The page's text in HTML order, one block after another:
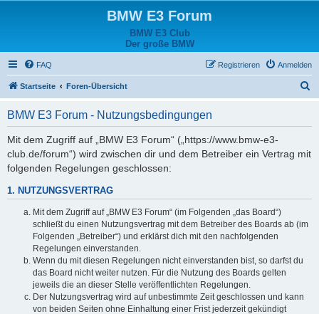
BMW E3 Forum
BMW E3 Club
Der große BMW
FAQ Anmelden
Registrieren
Startseite Foren-Übersicht
BMW E3 Forum - Nutzungsbedingungen
Mit dem Zugriff auf „BMW E3 Forum“ („https://www.bmw-e3-
club.de/forum“) wird zwischen dir und dem Betreiber ein Vertrag mit
folgenden Regelungen geschlossen:
1. NUTZUNGSVERTRAG
Mit dem Zugriff auf „BMW E3 Forum“ (im Folgenden „das Board“)
schließt du einen Nutzungsvertrag mit dem Betreiber des Boards ab (im
Folgenden „Betreiber“) und erklärst dich mit den nachfolgenden
Regelungen einverstanden.
Wenn du mit diesen Regelungen nicht einverstanden bist, so darfst du
das Board nicht weiter nutzen. Für die Nutzung des Boards gelten
jeweils die an dieser Stelle veröffentlichten Regelungen.
Der Nutzungsvertrag wird auf unbestimmte Zeit geschlossen und kann
von beiden Seiten ohne Einhaltung einer Frist jederzeit gekündigt